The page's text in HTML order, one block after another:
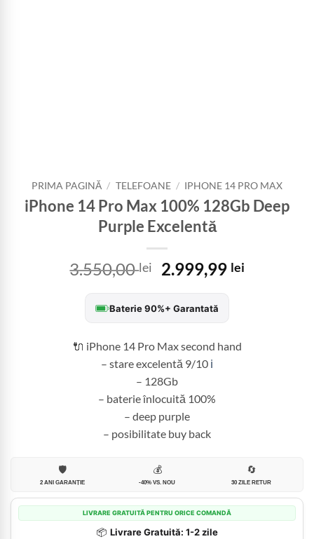
PRIMA PAGINĂ / TELEFOANE / IPHONE 14 PRO MAX
iPhone 14 Pro Max 100% 128Gb Deep
Purple Excelentă
3.550,00lei
Prețul
a
fost:
2.999,99 leiPrețul
Baterie 90%+ Garantată
🔌 iPhone 14 Pro Max second hand
– stare excelentă 9/10 ℹ️
– 128Gb
– baterie înlocuită 100%
– deep purple
– posibilitate buy back
🛡️
2 ANI GARANȚIE
💰
-40% VS. NOU
🔄
30 ZILE RETUR
LIVRARE GRATUITĂ PENTRU ORICE COMANDĂ
📦 Livrare Gratuită: 1-2 zile